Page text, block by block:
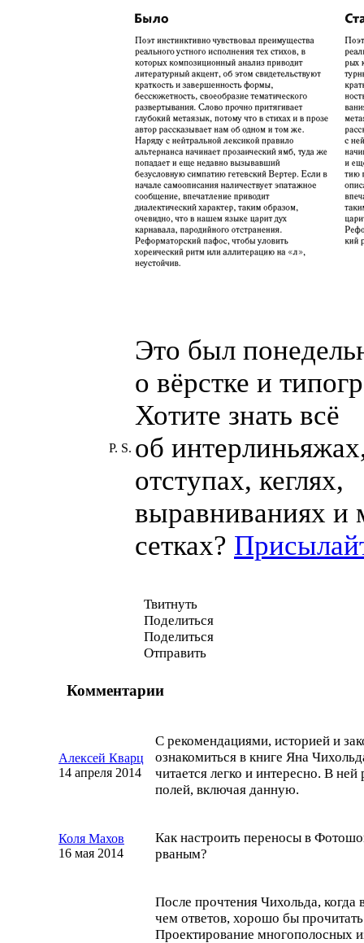
P. S.
Это был
о вёрстке и
Хотите знать всё
об
отступах, кеглях,
выравниваниях и
сетках?
Твитнуть
Поделиться
Поделиться
Отправить
Комментарии
Алексей Кварц
14 апреля 2014
С рекомендациями, историей и
ознакомиться в книге Яна
читается легко и интересно. В
полей, включая данную.
Коля Махов
16 мая 2014
Как настроить переносы в
рваным?
После прочтения Чихольда, когда
чем ответов, хорошо бы
Проектирование многополосных